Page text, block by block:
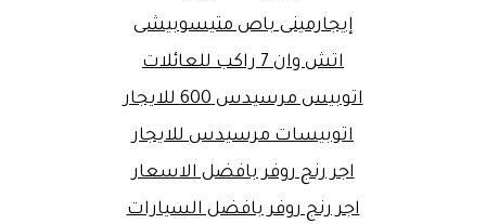
إيجارمينى باص متيسوبيشى
اتش وان 7 راكب للعائلات
اتوبيس مرسيدس 600 للايجار
اتوبيسات مرسيدس للايجار
اجر رنج روفر بافضل الاسعار
اجر رنج روفر بافضل السيارات